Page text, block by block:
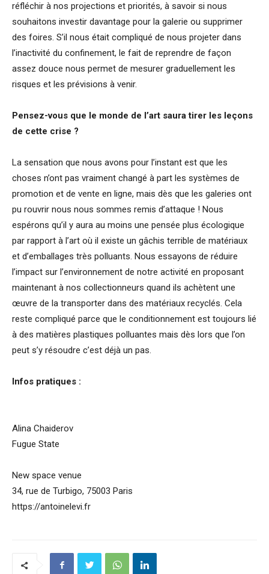
réfléchir à nos projections et priorités, à savoir si nous
souhaitons investir davantage pour la galerie ou supprimer
des foires. S’il nous était compliqué de nous projeter dans
l’inactivité du confinement, le fait de reprendre de façon
assez douce nous permet de mesurer graduellement les
risques et les prévisions à venir.
Pensez-vous que le monde de l’art saura tirer les leçons
de cette crise ?
La sensation que nous avons pour l’instant est que les
choses n’ont pas vraiment changé à part les systèmes de
promotion et de vente en ligne, mais dès que les galeries ont
pu rouvrir nous nous sommes remis d’attaque ! Nous
espérons qu’il y aura au moins une pensée plus écologique
par rapport à l’art où il existe un gâchis terrible de matériaux
et d’emballages très polluants. Nous essayons de réduire
l’impact sur l’environnement de notre activité en proposant
maintenant à nos collectionneurs quand ils achètent une
œuvre de la transporter dans des matériaux recyclés. Cela
reste compliqué parce que le conditionnement est toujours lié
à des matières plastiques polluantes mais dès lors que l’on
peut s’y résoudre c’est déjà un pas.
Infos pratiques :
Alina Chaiderov
Fugue State
New space venue
34, rue de Turbigo, 75003 Paris
https://antoinelevi.fr